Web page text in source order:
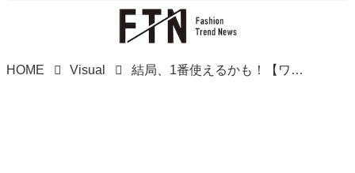
HOME Visual 結局、1番使えるかも！【ワークマン】大荷物でも安心♡「優秀トートバッグ」